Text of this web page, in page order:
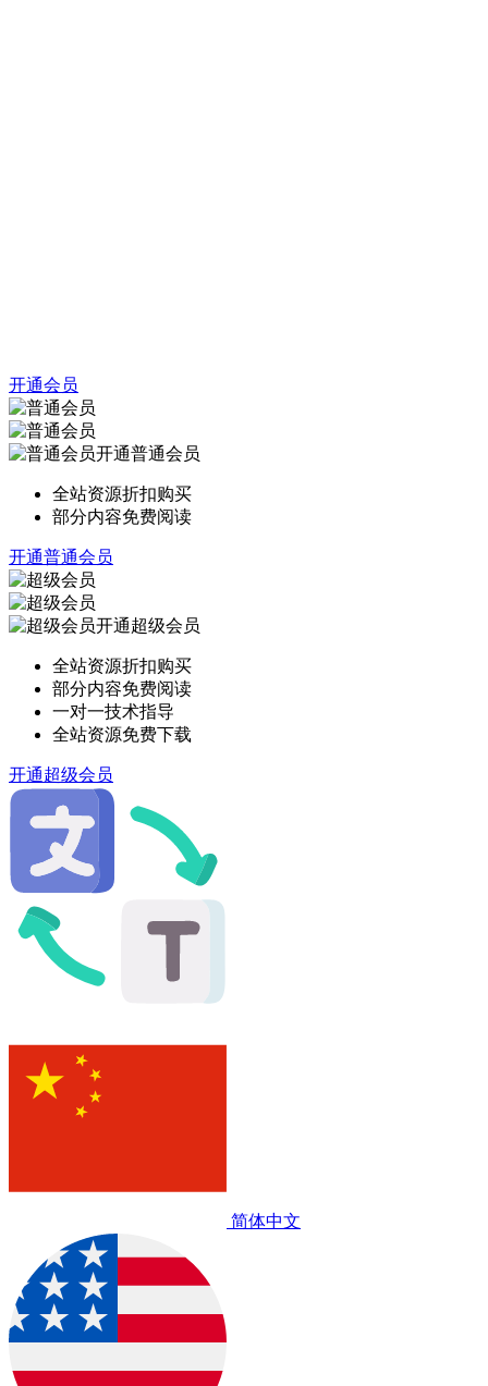
开通会员
开通普通会员
全站资源折扣购买
部分内容免费阅读
开通普通会员
开通超级会员
全站资源折扣购买
部分内容免费阅读
一对一技术指导
全站资源免费下载
开通超级会员
简体中文